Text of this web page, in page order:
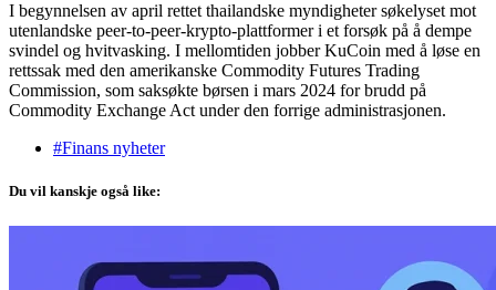
I begynnelsen av april rettet thailandske myndigheter søkelyset mot
utenlandske peer-to-peer-krypto-plattformer i et forsøk på å dempe
svindel og hvitvasking. I mellomtiden jobber KuCoin med å løse en
rettssak med den amerikanske Commodity Futures Trading
Commission, som saksøkte børsen i mars 2024 for brudd på
Commodity Exchange Act under den forrige administrasjonen.
#Finans nyheter
Du vil kanskje også like: